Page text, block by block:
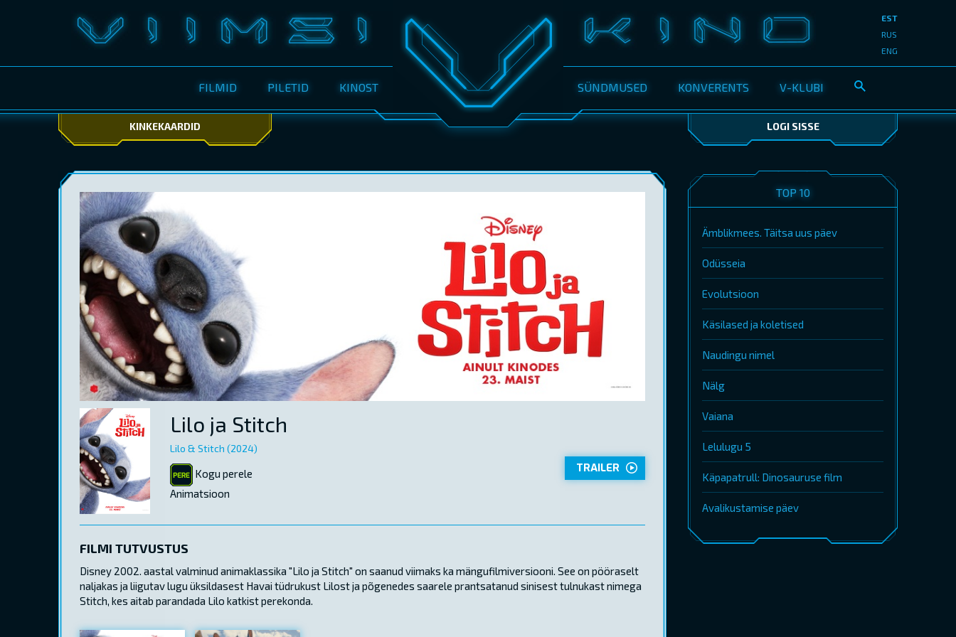
FILMID PILETID KINOST SÜNDMUSED KONVERENTS V-KLUBI
EST
RUS
ENG
KINKEKAARDID LOGI SISSE
Lilo ja Stitch
Lilo & Stitch (2024)
Kogu perele
Animatsioon
TRAILER
FILMI TUTVUSTUS
Disney 2002. aastal valminud animaklassika "Lilo ja Stitch" on saanud viimaks ka mängufilmiversiooni. See on pööraselt
naljakas ja liigutav lugu üksildasest Havai tüdrukust Lilost ja põgenedes saarele prantsatanud sinisest tulnukast nimega
Stitch, kes aitab parandada Lilo katkist perekonda.
TOP 10
Ämblikmees. Täitsa uus päev
Odüsseia
Evolutsioon
Käsilased ja koletised
Naudingu nimel
Nälg
Vaiana
Lelulugu 5
Käpapatrull: Dinosauruse film
Avalikustamise päev